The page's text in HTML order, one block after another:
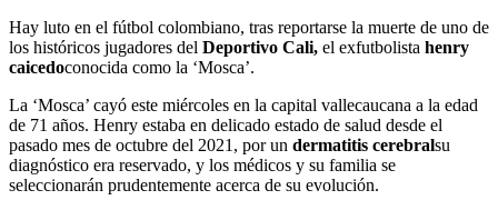
Hay luto en el fútbol colombiano, tras reportarse la muerte de uno de
los históricos jugadores del Deportivo Cali, el exfutbolista henry
caicedoconocida como la ‘Mosca’.
La ‘Mosca’ cayó este miércoles en la capital vallecaucana a la edad
de 71 años. Henry estaba en delicado estado de salud desde el
pasado mes de octubre del 2021, por un dermatitis cerebralsu
diagnóstico era reservado, y los médicos y su familia se
seleccionarán prudentemente acerca de su evolución.